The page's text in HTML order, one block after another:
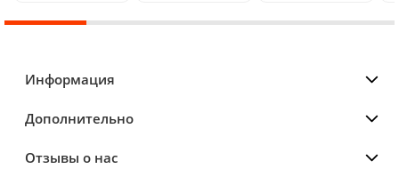
Информация
Дополнительно
Отзывы о нас